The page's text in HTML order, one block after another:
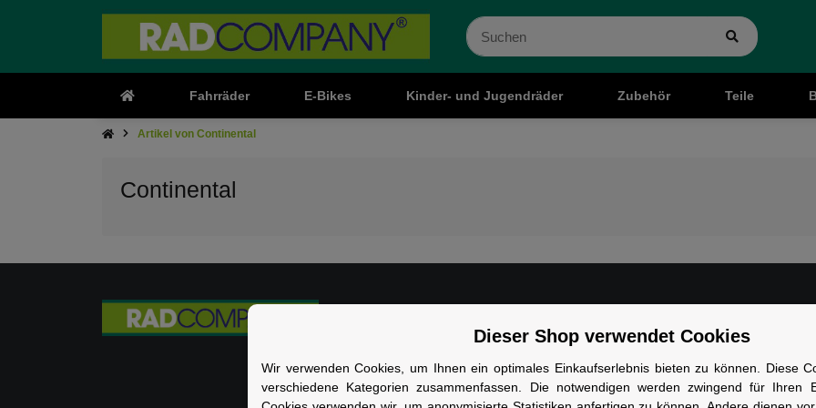
Fahrräder E-Bikes Kinder- und Jugendräder Zubehör Teile
Artikel von Continental
Continental
Cookie Einstelungen
Dieser Shop verwendet Cookies
Wir verwenden Cookies, um Ihnen ein optimales Einkaufserlebnis bieten zu können. Diese
verschiedene Kategorien zusammenfassen. Die notwendigen werden zwingend für Ihren